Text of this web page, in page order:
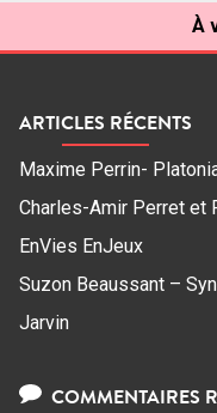
À
ARTICLES RÉCENTS
Maxime Perrin-
Charles-Amir Perret et
EnVies EnJeux
Suzon Beaussant –
Jarvin
COMMENTAIRES